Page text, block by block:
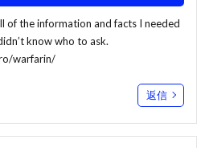
of the information and facts I needed
know who to ask.
warfarin/
返信